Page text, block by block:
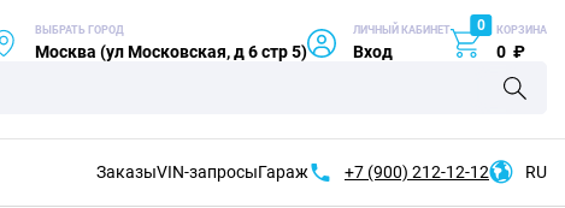
ВЫБРАТЬ ГОРОД
Москва (ул Московская, д 6 стр 5)
ЛИЧНЫЙ КАБИНЕТ
Вход
0 КОРЗИНА
0 ₽
ЗаказыVIN-запросыГараж +7 (900) 212-12-12 RU